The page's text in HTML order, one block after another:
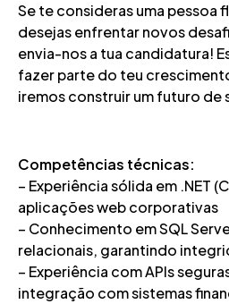
Se te consideras uma pessoa
desejas enfrentar novos
envia-nos a tua candidatura!
fazer parte do teu
iremos construir um futuro de
Competências técnicas:
– Experiência sólida em .NET
aplicações web corporativas
– Conhecimento em SQL
relacionais, garantindo
– Experiência com APIs
integração com sistemas